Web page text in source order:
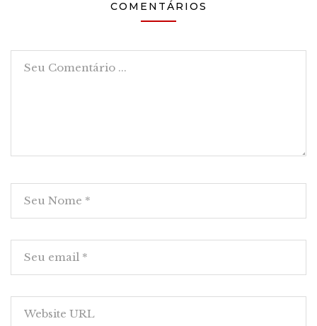
COMENTÁRIOS